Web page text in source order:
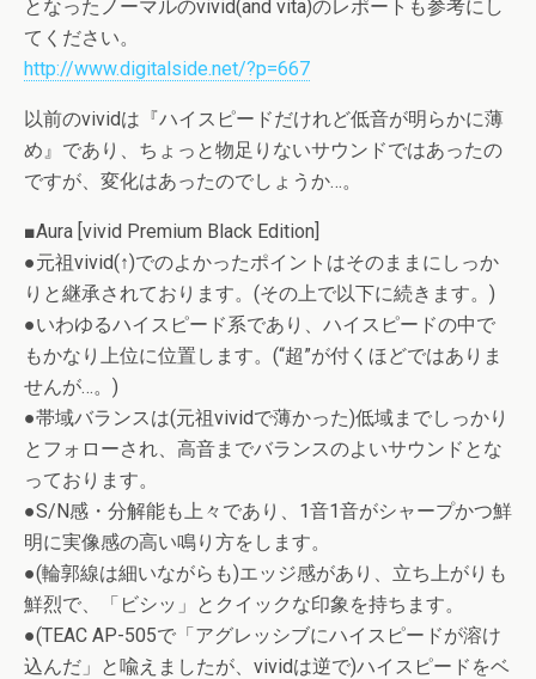
となったノーマルのvivid(and vita)のレポートも参考にし
てください。
http://www.digitalside.net/?p=667
以前のvividは『ハイスピードだけれど低音が明らかに薄
め』であり、ちょっと物足りないサウンドではあったの
ですが、変化はあったのでしょうか…。
■Aura [vivid Premium Black Edition]
●元祖vivid(↑)でのよかったポイントはそのままにしっか
りと継承されております。(その上で以下に続きます。)
●いわゆるハイスピード系であり、ハイスピードの中で
もかなり上位に位置します。(“超”が付くほどではありま
せんが…。)
●帯域バランスは(元祖vividで薄かった)低域までしっかり
とフォローされ、高音までバランスのよいサウンドとな
っております。
●S/N感・分解能も上々であり、1音1音がシャープかつ鮮
明に実像感の高い鳴り方をします。
●(輪郭線は細いながらも)エッジ感があり、立ち上がりも
鮮烈で、「ビシッ」とクイックな印象を持ちます。
●(TEAC AP-505で「アグレッシブにハイスピードが溶け
込んだ」と喩えましたが、vividは逆で)ハイスピードをベ